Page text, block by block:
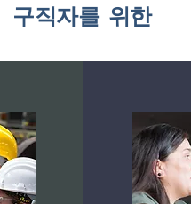
구직자를 위한